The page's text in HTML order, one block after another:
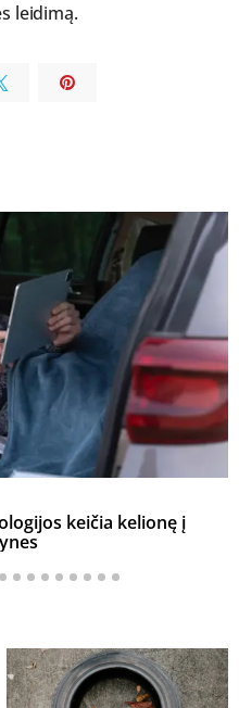
leidimą.
keičia kelionę į